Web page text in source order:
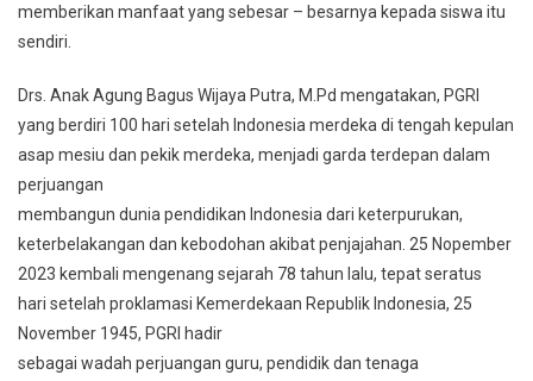
memberikan manfaat yang sebesar – besarnya kepada siswa itu
sendiri.
Drs. Anak Agung Bagus Wijaya Putra, M.Pd mengatakan, PGRI
yang berdiri 100 hari setelah Indonesia merdeka di tengah kepulan
asap mesiu dan pekik merdeka, menjadi garda terdepan dalam
perjuangan
membangun dunia pendidikan Indonesia dari keterpurukan,
keterbelakangan dan kebodohan akibat penjajahan. 25 Nopember
2023 kembali mengenang sejarah 78 tahun lalu, tepat seratus
hari setelah proklamasi Kemerdekaan Republik Indonesia, 25
November 1945, PGRI hadir
sebagai wadah perjuangan guru, pendidik dan tenaga